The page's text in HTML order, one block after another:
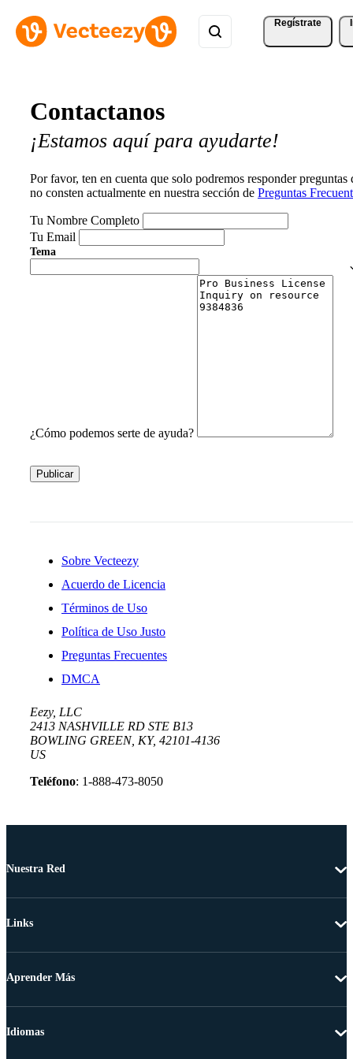
Regístrate
Contactanos
¡Estamos aquí para ayudarte!
Por favor, ten en cuenta que solo podremos responder preguntas
no consten actualmente en nuestra sección de Preguntas
Tu Nombre Completo
Tu Email
Tema
¿Cómo podemos serte de ayuda?
Publicar
Sobre Vecteezy
Acuerdo de Licencia
Términos de Uso
Política de Uso Justo
Preguntas Frecuentes
DMCA
Eezy, LLC
2413 NASHVILLE RD STE B13
BOWLING GREEN, KY, 42101-4136
US
Teléfono: 1-888-473-8050
Nuestra Red
Links
Aprender Más
Idiomas